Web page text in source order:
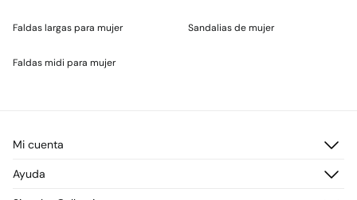
Faldas largas para mujer
Faldas midi para mujer
Sandalias de mujer
Mi cuenta
Registrarme
Ayuda